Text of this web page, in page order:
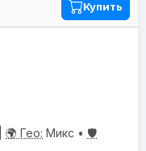
Купить
🌍 Гео: Микс • 🛡️